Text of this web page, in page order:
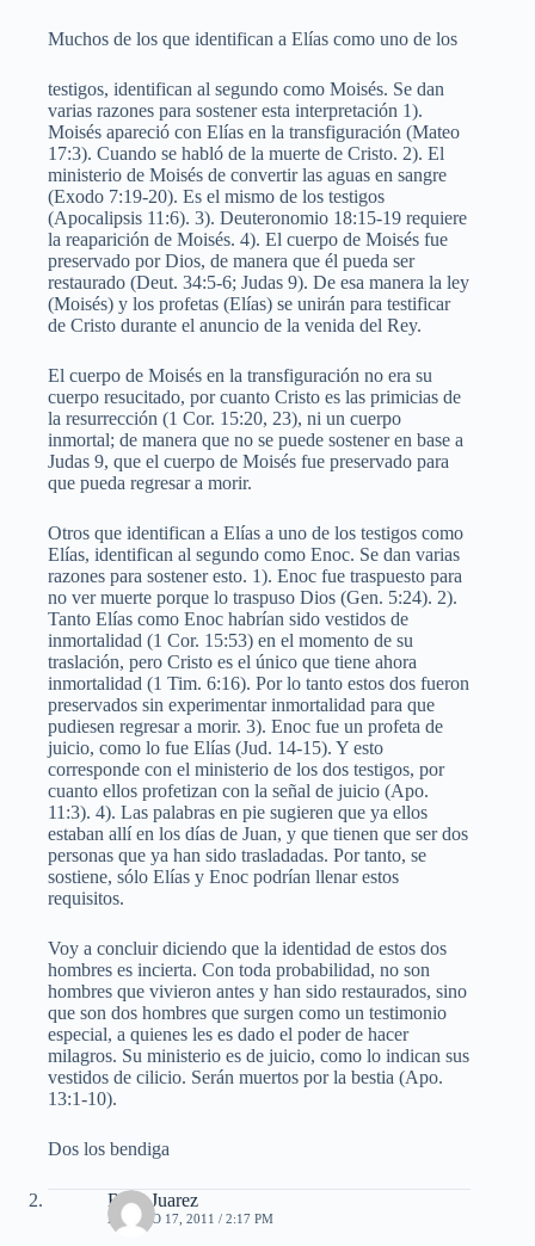
Muchos de los que identifican a Elías como uno de los
testigos, identifican al segundo como Moisés. Se dan
varias razones para sostener esta interpretación 1).
Moisés apareció con Elías en la transfiguración (Mateo
17:3). Cuando se habló de la muerte de Cristo. 2). El
ministerio de Moisés de convertir las aguas en sangre
(Exodo 7:19-20). Es el mismo de los testigos
(Apocalipsis 11:6). 3). Deuteronomio 18:15-19 requiere
la reaparición de Moisés. 4). El cuerpo de Moisés fue
preservado por Dios, de manera que él pueda ser
restaurado (Deut. 34:5-6; Judas 9). De esa manera la ley
(Moisés) y los profetas (Elías) se unirán para testificar
de Cristo durante el anuncio de la venida del Rey.
El cuerpo de Moisés en la transfiguración no era su
cuerpo resucitado, por cuanto Cristo es las primicias de
la resurrección (1 Cor. 15:20, 23), ni un cuerpo
inmortal; de manera que no se puede sostener en base a
Judas 9, que el cuerpo de Moisés fue preservado para
que pueda regresar a morir.
Otros que identifican a Elías a uno de los testigos como
Elías, identifican al segundo como Enoc. Se dan varias
razones para sostener esto. 1). Enoc fue traspuesto para
no ver muerte porque lo traspuso Dios (Gen. 5:24). 2).
Tanto Elías como Enoc habrían sido vestidos de
inmortalidad (1 Cor. 15:53) en el momento de su
traslación, pero Cristo es el único que tiene ahora
inmortalidad (1 Tim. 6:16). Por lo tanto estos dos fueron
preservados sin experimentar inmortalidad para que
pudiesen regresar a morir. 3). Enoc fue un profeta de
juicio, como lo fue Elías (Jud. 14-15). Y esto
corresponde con el ministerio de los dos testigos, por
cuanto ellos profetizan con la señal de juicio (Apo.
11:3). 4). Las palabras en pie sugieren que ya ellos
estaban allí en los días de Juan, y que tienen que ser dos
personas que ya han sido trasladadas. Por tanto, se
sostiene, sólo Elías y Enoc podrían llenar estos
requisitos.
Voy a concluir diciendo que la identidad de estos dos
hombres es incierta. Con toda probabilidad, no son
hombres que vivieron antes y han sido restaurados, sino
que son dos hombres que surgen como un testimonio
especial, a quienes les es dado el poder de hacer
milagros. Su ministerio es de juicio, como lo indican sus
vestidos de cilicio. Serán muertos por la bestia (Apo.
13:1-10).
Dos los bendiga
Rosa Juarez
AGOSTO 17, 2011 / 2:17 PM